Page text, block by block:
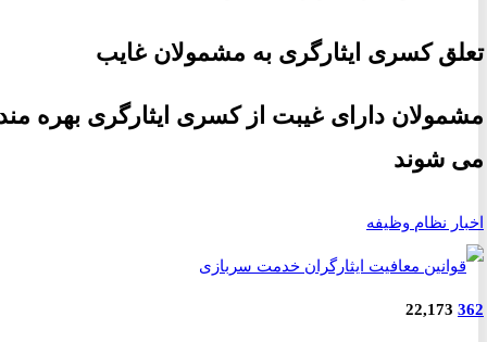
کسری ایثارگری به مشمولان غایب
دارای غیبت از کسری ایثارگری بهره مند
شوند
نظام وظیفه
22,173